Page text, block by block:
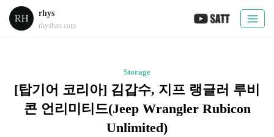
rhys
rhyshan.com
Storage
[탑기어 코리아] 김갑수, 지프 랭글러 루비
콘 언리미티드(Jeep Wrangler Rubicon
Unlimited)